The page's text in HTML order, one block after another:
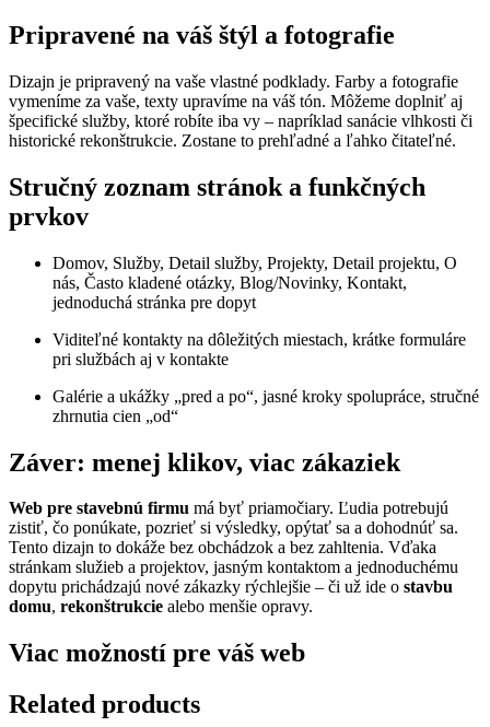
Pripravené na váš štýl a fotografie
Dizajn je pripravený na vaše vlastné podklady. Farby a fotografie
vymeníme za vaše, texty upravíme na váš tón. Môžeme doplniť aj
špecifické služby, ktoré robíte iba vy – napríklad sanácie vlhkosti či
historické rekonštrukcie. Zostane to prehľadné a ľahko čitateľné.
Stručný zoznam stránok a funkčných
prvkov
Domov, Služby, Detail služby, Projekty, Detail projektu, O
nás, Často kladené otázky, Blog/Novinky, Kontakt,
jednoduchá stránka pre dopyt
Viditeľné kontakty na dôležitých miestach, krátke formuláre
pri službách aj v kontakte
Galérie a ukážky „pred a po“, jasné kroky spolupráce, stručné
zhrnutia cien „od“
Záver: menej klikov, viac zákaziek
Web pre stavebnú firmu má byť priamočiary. Ľudia potrebujú
zistiť, čo ponúkate, pozrieť si výsledky, opýtať sa a dohodnúť sa.
Tento dizajn to dokáže bez obchádzok a bez zahltenia. Vďaka
stránkam služieb a projektov, jasným kontaktom a jednoduchému
dopytu prichádzajú nové zákazky rýchlejšie – či už ide o stavbu
domu, rekonštrukcie alebo menšie opravy.
Viac možností pre váš web
Related products